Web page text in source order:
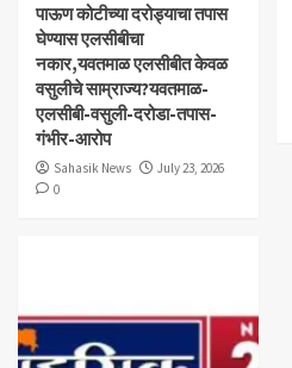
पाऊण कोटीच्या दरोड्याचा तपास
घेण्यास एलसीबीचा
नकार,यवतमाळ एलसीबीत केवळ
वसुलीचे साम्राज्य?यवतमाळ-
एलसीबी-वसुली-दरोडा-तपास-
गंभीर-आरोप
Sahasik News
July 23, 2026
0